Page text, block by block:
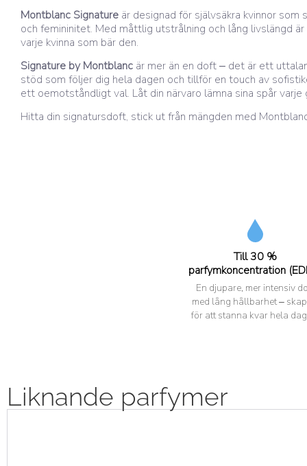
Montblanc Signature är designad för självsäkra kvinnor
och femininitet. Med måttlig utstrålning och lång livslängd
varje kvinna som bär den.
Signature by Montblanc är mer än en doft – det är ett
stöd som följer dig hela dagen och tillför en touch av
ett oemotståndligt val. Låt din närvaro lämna sina spår varje
Hitta din signatursdoft, stick ut från mängden med
Till 30 %
parfymkoncentration
En djupare, mer intensiv
med lång hållbarhet –
för att stanna kvar hela
Liknande parfymer